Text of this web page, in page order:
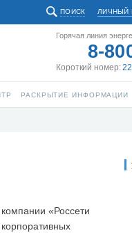
ЛИЧНЫЙ
ПОИСК
Горячая линия
8-
Короткий номер:
РАСКРЫТИЕ ИНФОРМАЦИИ
«Россети